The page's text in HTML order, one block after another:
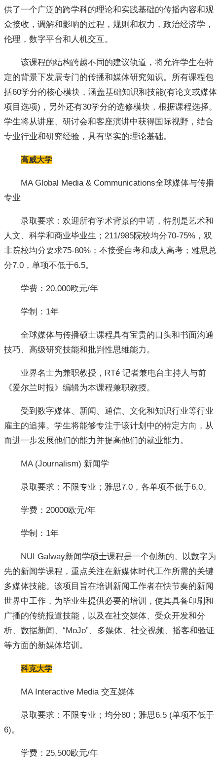
供了一个广泛的跨学科的理论和实践基础的传播内容和观
众接收，调解和影响的过程，规则和权力，政治经济学，
伦理，数字平台和人机交互。
该课程的结构跨越不同的建议轨道，将允许学生在特
定的背景下发展专门的传播和媒体研究知识。所有课程包
括60学分的核心模块，涵盖基础知识和技能(有论文或媒体
项目选项)，另外还有30学分的选修模块，根据课程选择。
学生将从讲座、研讨会和客座演讲中获得国际视野，结合
专业行业和研究经验，具有坚实的理论基础。
高威大学
MA Global Media & Communications全球媒体与传播
专业
录取要求：欢迎所有学术背景的申请，特别是艺术和
人文、科学和商业毕业生；211/985院校均分70-75%，双
非院校均分要求75-80%；不接受自考和成人高考；雅思总
分7.0，单项不低于6.5。
学费：20,000欧元/年
学制：1年
全球媒体与传播硕士课程具有宝贵的口头和书面沟通
技巧、高级研究技能和批判性思维能力。
业界名士为兼职教授，RTé 记者兼电台主持人与前
《爱尔兰时报》编辑为本课程兼职教授。
受到数字媒体、新闻、通信、文化和知识行业等行业
雇主的追捧。学生将能够专注于该计划中的特定方向，从
而进一步发展他们的能力并提高他们的就业能力。
MA (Journalism) 新闻学
录取要求：不限专业；雅思7.0，各单项不低于6.0。
学费：20000欧元/年
学制：1年
NUI Galway新闻学硕士课程是一个创新的、以数字为
先的新闻学课程，重点关注在新媒体时代工作所需的关键
多媒体技能。该项目旨在培训新闻工作者在快节奏的新闻
世界中工作，为毕业生提供必要的培训，使其具备印刷和
广播的传统报道技能，以及在社交媒体、受众开发和分
析、数据新闻、“MoJo”、多媒体、社交视频、播客和验证
等方面的新媒体培训。
科克大学
MA Interactive Media 交互媒体
录取要求：不限专业；均分80；雅思6.5 (单项不低于
6)。
学费：25,500欧元/年